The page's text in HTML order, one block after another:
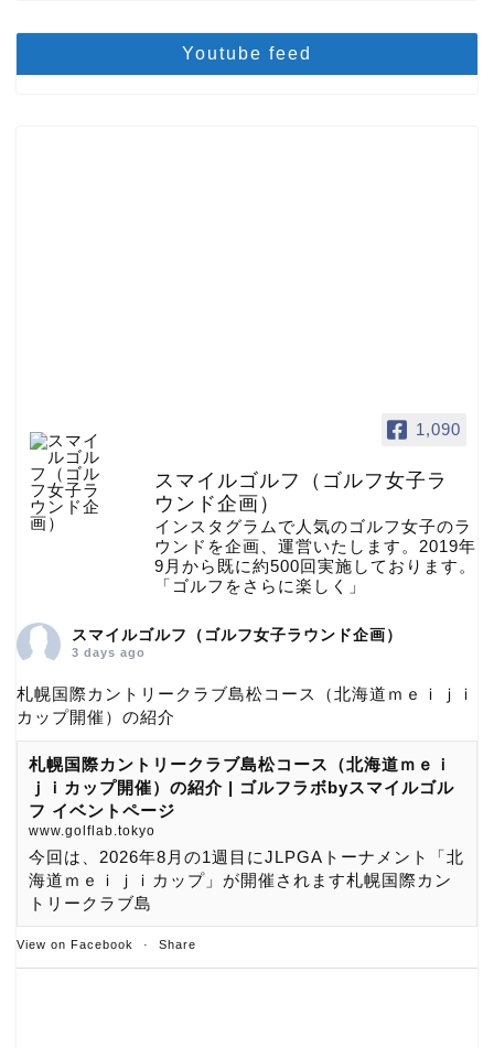
Youtube feed
1,090
スマイルゴルフ（ゴルフ女子ラ
ウンド企画）
インスタグラムで人気のゴルフ女子のラ
ウンドを企画、運営いたします。2019年
9月から既に約500回実施しております。
「ゴルフをさらに楽しく」
スマイルゴルフ（ゴルフ女子ラウンド企画）
3 days ago
札幌国際カントリークラブ島松コース（北海道ｍｅｉｊｉ
カップ開催）の紹介
札幌国際カントリークラブ島松コース（北海道ｍｅｉ
ｊｉカップ開催）の紹介 | ゴルフラボbyスマイルゴル
フ イベントページ
www.golflab.tokyo
今回は、2026年8月の1週目にJLPGAトーナメント「北
海道ｍｅｉｊｉカップ」が開催されます札幌国際カン
トリークラブ島
View on Facebook · Share